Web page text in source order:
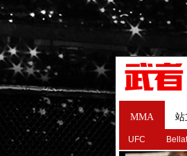
MMA
UFC
站